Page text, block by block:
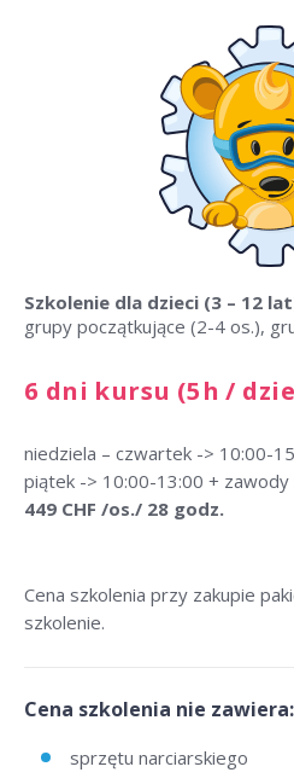
Szkolenie dla dzieci (3 – 12
grupy początkujące (2-4 os.),
6 dni kursu (5h /
niedziela – czwartek -> 10:00-
piątek -> 10:00-13:00 + zawody
449 CHF /os./ 28 godz.
Cena szkolenia przy zakupie
szkolenie.
Cena szkolenia nie zawiera:
sprzętu narciarskiego